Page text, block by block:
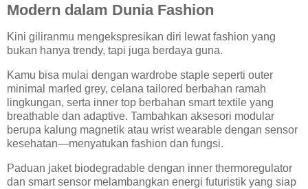
Modern dalam Dunia Fashion
Kini giliranmu mengekspresikan diri lewat fashion yang
bukan hanya trendy, tapi juga berdaya guna.
Kamu bisa mulai dengan wardrobe staple seperti outer
minimal marled grey, celana tailored berbahan ramah
lingkungan, serta inner top berbahan smart textile yang
breathable dan adaptive. Tambahkan aksesori modular
berupa kalung magnetik atau wrist wearable dengan sensor
kesehatan—menyatukan fashion dan fungsi.
Paduan jaket biodegradable dengan inner thermoregulator
dan smart sensor melambangkan energi futuristik yang siap